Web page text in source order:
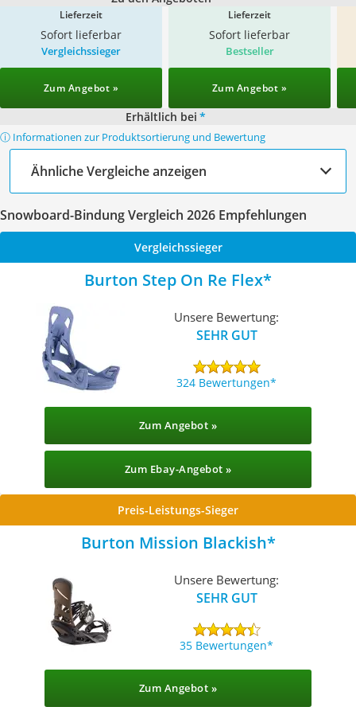
Lieferzeit
Sofort lieferbar
Lieferzeit
Sofort lieferbar
Vergleichssieger
Zum Angebot »
Bestseller
Zum Angebot »
Erhältlich bei *
ⓘ Informationen zur Produktsortierung und Bewertung
Ähnliche Vergleiche anzeigen
Snowboard-Bindung Vergleich 2026 Empfehlungen
Vergleichssieger
Burton Step On Re Flex
Unsere Bewertung:
SEHR GUT
324 Bewertungen
Zum Angebot »
Zum Ebay-Angebot »
Preis-Leistungs-Sieger
Burton Mission Blackish
Unsere Bewertung:
SEHR GUT
35 Bewertungen
Zum Angebot »